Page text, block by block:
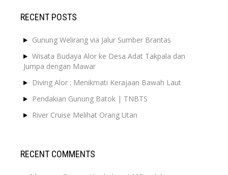
RECENT POSTS
Gunung Welirang via Jalur Sumber Brantas
Wisata Budaya Alor ke Desa Adat Takpala dan
Jumpa dengan Mawar
Diving Alor : Menikmati Kerajaan Bawah Laut
Pendakian Gunung Batok | TNBTS
River Cruise Melihat Orang Utan
RECENT COMMENTS